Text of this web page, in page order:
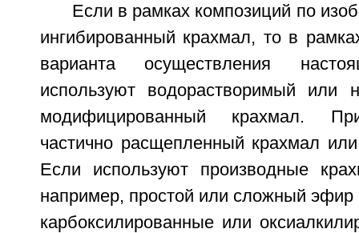
Если в рамках композиций по
ингибированный крахмал, то в
варианта осуществления
используют водорастворимый или
модифицированный крахмал.
частично расщепленный крахмал
Если используют производные
например, простой или сложный эфир
карбоксилированные или